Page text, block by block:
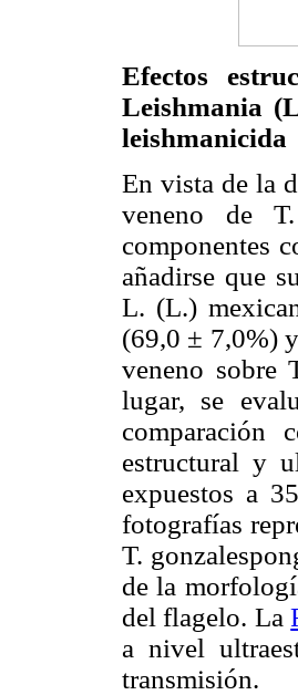
Efectos
Leishmania
leishmanicida
En vista de la
veneno de
componentes
añadirse que
L. (L.)
(69,0 ± 7,0%)
veneno sobre
lugar, se
comparación
estructural y
expuestos a
fotografías
T.
de la
del flagelo. La
a nivel
transmisión.